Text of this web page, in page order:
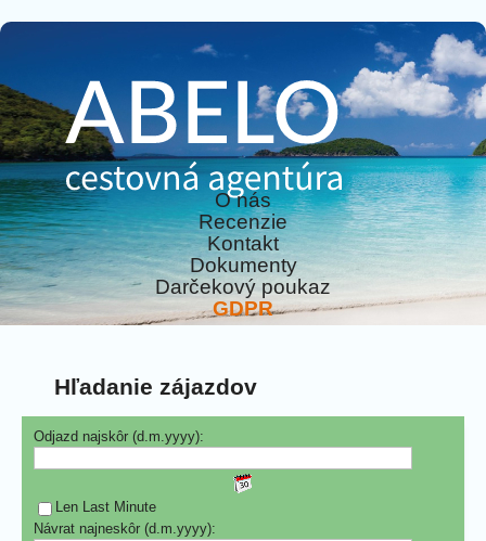
O nás
Recenzie
Kontakt
Dokumenty
Darčekový poukaz
GDPR
Hľadanie zájazdov
Odjazd najskôr (d.m.yyyy):
Len Last Minute
Návrat najneskôr (d.m.yyyy):